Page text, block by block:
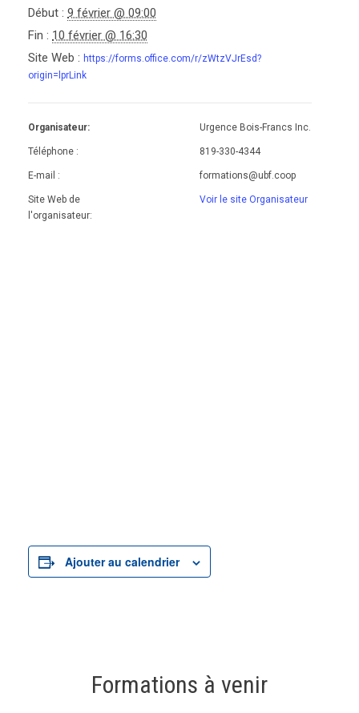
Début : 9 février @ 09:00
Fin : 10 février @ 16:30
Site Web : https://forms.office.com/r/zWtzVJrEsd?
origin=lprLink
Organisateur: Urgence Bois-Francs Inc.
Téléphone : 819-330-4344
E-mail : formations@ubf.coop
Site Web de
l'organisateur:
Voir le site Organisateur
Ajouter au calendrier
Formations à venir